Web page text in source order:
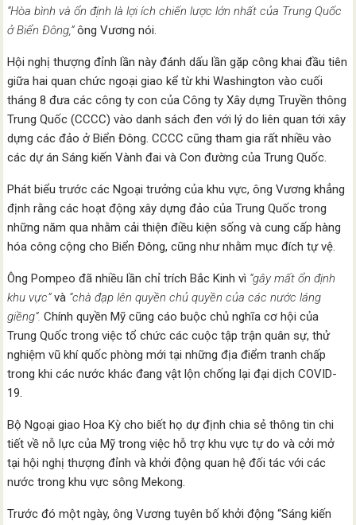
“Hòa bình và ổn định là lợi ích chiến lược lớn nhất của Trung Quốc
ở Biển Đông,”ông Vương nói.
Hội nghị thượng đỉnh lần này đánh dấu lần gặp công khai đầu tiên
giữa hai quan chức ngoại giao kể từ khi Washington vào cuối
tháng 8 đưa các công ty con của Công ty Xây dựng Truyền thông
Trung Quốc (CCCC) vào danh sách đen với lý do liên quan tới xây
dựng các đảo ở Biển Đông. CCCC cũng tham gia rất nhiều vào
các dự án Sáng kiến ​​Vành đai và Con đường của Trung Quốc.
Phát biểu trước các Ngoại trưởng của khu vực, ông Vương khẳng
định rằng các hoạt động xây dựng đảo của Trung Quốc trong
những năm qua nhằm cải thiện điều kiện sống và cung cấp hàng
hóa công cộng cho Biển Đông, cũng như nhằm mục đích tự vệ.
Ông Pompeo đã nhiều lần chỉ trích Bắc Kinh vì “gây mất ổn định
khu vực”và “chà đạp lên quyền chủ quyền của các nước láng
giềng”. Chính quyền Mỹ cũng cáo buộc chủ nghĩa cơ hội của
Trung Quốc trong việc tổ chức các cuộc tập trận quân sự, thử
nghiệm vũ khí quốc phòng mới tại những địa điểm tranh chấp
trong khi các nước khác đang vật lộn chống lại đại dịch COVID-
19.
Bộ Ngoại giao Hoa Kỳ cho biết họ dự định chia sẻ thông tin chi
tiết về nỗ lực của Mỹ trong việc hỗ trợ khu vực tự do và cởi mở
tại hội nghị thượng đỉnh và khởi động quan hệ đối tác với các
nước trong khu vực sông Mekong.
Trước đó một ngày, ông Vương tuyên bố khởi động “Sáng kiến ​​